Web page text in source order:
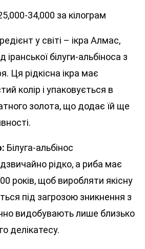
34,000 за кілограм
у світі – ікра Алмас,
білуги-альбіноса з
Ця рідкісна ікра має
колір і упаковується в
золота, що додає їй ще
Білуга-альбінос
рідко, а риба має
років, щоб виробляти якісну
під загрозою зникнення з
видобувають лише близько
делікатесу.